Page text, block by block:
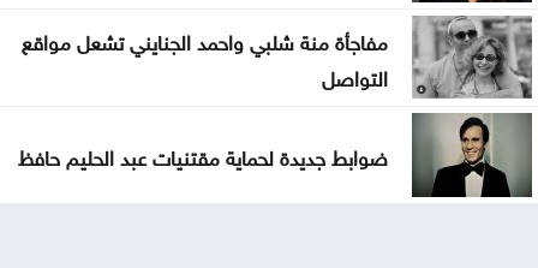
مفاجأة منة شلبي واحمد الجنايني تشعل مواقع
التواصل
ضوابط جديدة لحماية مقتنيات عبد الحليم حافظ